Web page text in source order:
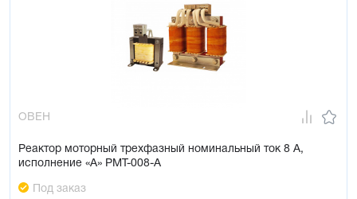
ОВЕН
Реактор моторный трехфазный номинальный ток 8 А,
исполнение «А» РМТ-008-А
Под заказ